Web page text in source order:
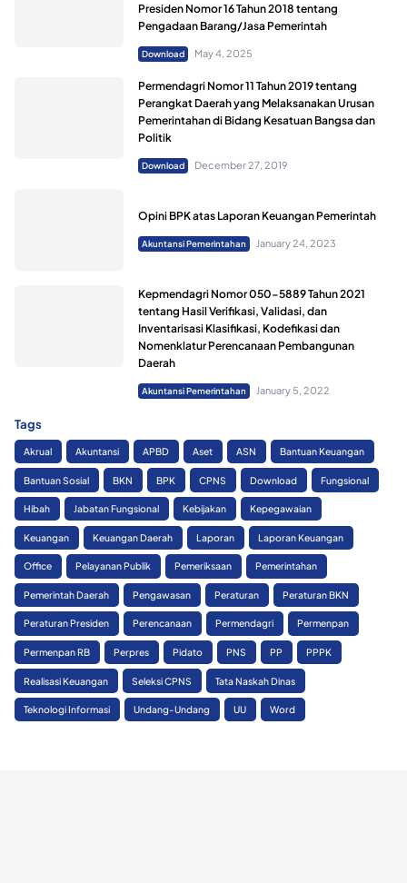
Presiden Nomor 16 Tahun 2018 tentang
Pengadaan Barang/Jasa Pemerintah
Download May 4, 2025
Permendagri Nomor 11 Tahun 2019 tentang
Perangkat Daerah yang Melaksanakan Urusan
Pemerintahan di Bidang Kesatuan Bangsa dan
Politik
Download December 27, 2019
Opini BPK atas Laporan Keuangan Pemerintah
Akuntansi Pemerintahan January 24, 2023
Kepmendagri Nomor 050-5889 Tahun 2021
tentang Hasil Verifikasi, Validasi, dan
Inventarisasi Klasifikasi, Kodefikasi dan
Nomenklatur Perencanaan Pembangunan
Daerah
Akuntansi Pemerintahan January 5, 2022
Tags
Akrual Akuntansi APBD Aset ASN Bantuan Keuangan
Bantuan Sosial BKN BPK CPNS Download Fungsional
Hibah Jabatan Fungsional Kebijakan Kepegawaian
Keuangan Keuangan Daerah Laporan Laporan Keuangan
Office Pelayanan Publik Pemeriksaan Pemerintahan
Pemerintah Daerah Pengawasan Peraturan Peraturan BKN
Peraturan Presiden Perencanaan Permendagri Permenpan
Permenpan RB Perpres Pidato PNS PP PPPK
Realisasi Keuangan Seleksi CPNS Tata Naskah Dinas
Teknologi Informasi Undang-Undang UU Word